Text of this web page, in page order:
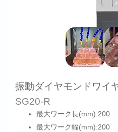
振動ダイヤモンドワイ
SG20-R
最大ワーク長(mm):200
最大ワーク幅(mm):200